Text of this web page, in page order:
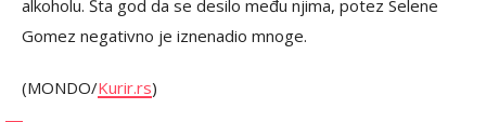
alkoholu. Šta god da se desilo među njima, potez Selene
Gomez negativno je iznenadio mnoge.
(MONDO/Kurir.rs)